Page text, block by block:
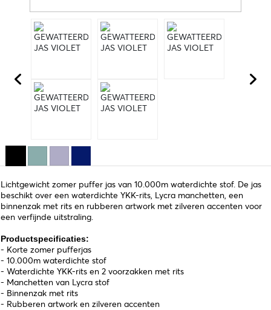
Lichtgewicht zomer puffer jas van 10.000m waterdichte stof. De jas
beschikt over een waterdichte YKK-rits, Lycra manchetten, een
binnenzak met rits en rubberen artwork met zilveren accenten voor
een verfijnde uitstraling.
Productspecificaties:
- Korte zomer pufferjas
- 10.000m waterdichte stof
- Waterdichte YKK-rits en 2 voorzakken met rits
- Manchetten van Lycra stof
- Binnenzak met rits
- Rubberen artwork en zilveren accenten